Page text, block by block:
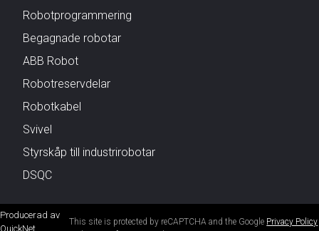
Robotprogrammering
Begagnade robotar
ABB Robot
Robotreservdelar
Robotkabel
Svivel
Styrskåp till industrirobotar
DSQC
Producerad av
QuickNet
This site is protected by reCAPTCHA and the Google Privacy Policy